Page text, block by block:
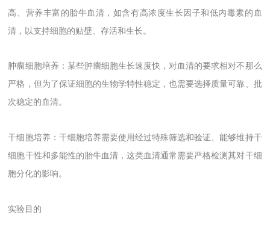
高、营养丰富的胎牛血清，如含有高浓度生长因子和低内毒素的血
清，以支持细胞的贴壁、存活和生长。
肿瘤细胞培养：某些肿瘤细胞生长速度快，对血清的要求相对不那么
严格，但为了保证细胞的生物学特性稳定，也需要选择质量可靠、批
次稳定的血清。
干细胞培养：干细胞培养需要使用经过特殊筛选和验证、能够维持干
细胞干性和多能性的胎牛血清，这类血清通常需要严格检测其对干细
胞分化的影响。
实验目的